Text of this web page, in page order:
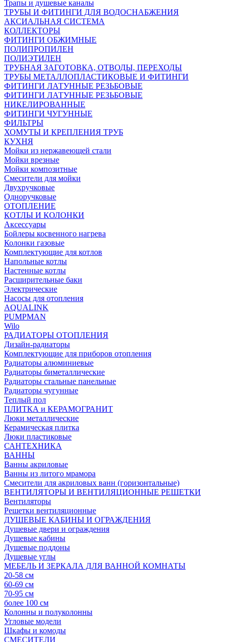
Трапы и душевые каналы
ТРУБЫ И ФИТИНГИ ДЛЯ ВОДОСНАБЖЕНИЯ
АКСИАЛЬНАЯ СИСТЕМА
КОЛЛЕКТОРЫ
ФИТИНГИ ОБЖИМНЫЕ
ПОЛИПРОПИЛЕН
ПОЛИЭТИЛЕН
ТРУБНАЯ ЗАГОТОВКА, ОТВОДЫ, ПЕРЕХОДЫ
ТРУБЫ МЕТАЛЛОПЛАСТИКОВЫЕ И ФИТИНГИ
ФИТИНГИ ЛАТУННЫЕ РЕЗЬБОВЫЕ
ФИТИНГИ ЛАТУННЫЕ РЕЗЬБОВЫЕ
НИКЕЛИРОВАННЫЕ
ФИТИНГИ ЧУГУННЫЕ
ФИЛЬТРЫ
ХОМУТЫ И КРЕПЛЕНИЯ ТРУБ
КУХНЯ
Мойки из нержавеющей стали
Мойки врезные
Мойки композитные
Смесители для мойки
Двухручковые
Одноручковые
ОТОПЛЕНИЕ
КОТЛЫ И КОЛОНКИ
Аксессуары
Бойлеры косвенного нагрева
Колонки газовые
Комплектующие для котлов
Напольные котлы
Настенные котлы
Расширительные баки
Электрические
Насосы для отопления
AQUALINK
PUMPMAN
Wilo
РАДИАТОРЫ ОТОПЛЕНИЯ
Дизайн-радиаторы
Комплектующие для приборов отопления
Радиаторы алюминиевые
Радиаторы биметаллические
Радиаторы стальные панельные
Радиаторы чугунные
Теплый пол
ПЛИТКА и КЕРАМОГРАНИТ
Люки металлические
Керамическая плитка
Люки пластиковые
САНТЕХНИКА
ВАННЫ
Ванны акриловые
Ванны из литого мрамора
Смесители для акриловых ванн (горизонтальные)
ВЕНТИЛЯТОРЫ И ВЕНТИЛЯЦИОННЫЕ РЕШЕТКИ
Вентиляторы
Решетки вентиляционные
ДУШЕВЫЕ КАБИНЫ И ОГРАЖДЕНИЯ
Душевые двери и ограждения
Душевые кабины
Душевые поддоны
Душевые углы
МЕБЕЛЬ И ЗЕРКАЛА ДЛЯ ВАННОЙ КОМНАТЫ
20-58 см
60-69 см
70-95 см
более 100 см
Колонны и полуколонны
Угловые модели
Шкафы и комоды
СМЕСИТЕЛИ